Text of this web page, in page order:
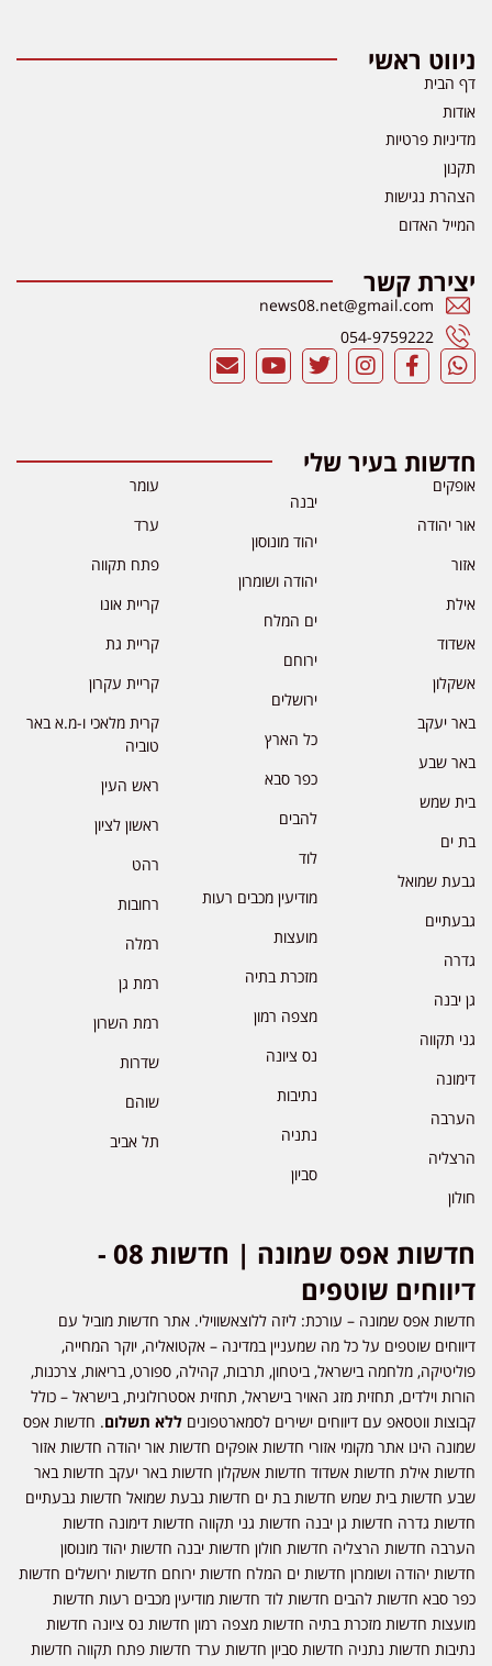
ניווט ראשי
דף הבית
אודות
מדיניות פרטיות
תקנון
הצהרת נגישות
המייל האדום
יצירת קשר
news08.net@gmail.com
054-9759222
חדשות בעיר שלי
אופקים
אור יהודה
אזור
אילת
אשדוד
אשקלון
באר יעקב
באר שבע
בית שמש
בת ים
גבעת שמואל
גבעתיים
גדרה
גן יבנה
גני תקווה
דימונה
הערבה
הרצליה
חולון
יבנה
יהוד מונוסון
יהודה ושומרון
ים המלח
ירוחם
ירושלים
כל הארץ
כפר סבא
להבים
לוד
מודיעין מכבים רעות
מועצות
מזכרת בתיה
מצפה רמון
נס ציונה
נתיבות
נתניה
סביון
עומר
ערד
פתח תקווה
קריית אונו
קריית גת
קריית עקרון
קרית מלאכי ו-מ.א באר
טוביה
ראש העין
ראשון לציון
רהט
רחובות
רמלה
רמת גן
רמת השרון
שדרות
שוהם
תל אביב
חדשות אפס שמונה | חדשות 08 -
דיווחים שוטפים
חדשות אפס שמונה – עורכת: ליזה ללוצאשווילי. אתר חדשות מוביל עם
דיווחים שוטפים על כל מה שמעניין במדינה – אקטואליה, יוקר המחייה,
פוליטיקה, מלחמה בישראל, ביטחון, תרבות, קהילה, ספורט, בריאות, צרכנות,
הורות וילדים, תחזית מזג האויר בישראל, תחזית אסטרולוגית, בישראל – כולל
קבוצות ווטסאפ עם דיווחים ישירים לסמארטפונים ללא תשלום. חדשות אפס
שמונה הינו אתר מקומי אזורי חדשות אופקים חדשות אור יהודה חדשות אזור
חדשות אילת חדשות אשדוד חדשות אשקלון חדשות באר יעקב חדשות באר
שבע חדשות בית שמש חדשות בת ים חדשות גבעת שמואל חדשות גבעתיים
חדשות גדרה חדשות גן יבנה חדשות גני תקווה חדשות דימונה חדשות
הערבה חדשות הרצליה חדשות חולון חדשות יבנה חדשות יהוד מונוסון
חדשות יהודה ושומרון חדשות ים המלח חדשות ירוחם חדשות ירושלים חדשות
כפר סבא חדשות להבים חדשות לוד חדשות מודיעין מכבים רעות חדשות
מועצות חדשות מזכרת בתיה חדשות מצפה רמון חדשות נס ציונה חדשות
נתיבות חדשות נתניה חדשות סביון חדשות ערד חדשות פתח תקווה חדשות